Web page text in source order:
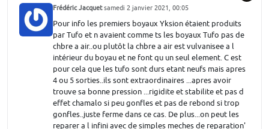
Frédéric Jacquetsamedi 2 janvier 2021, 00:05
Pour info les premiers boyaux Yksion étaient produits
par Tufo et n avaient comme ts les boyaux Tufo pas de
chbre a air..ou plutôt la chbre a air est vulvanisee a l
intérieur du boyau et ne font qu un seul element. C est
pour cela que les tufo sont durs etant neufs mais apres
4 ou 5 sorties..ils sont extraordinaires ...apres avoir
trouve sa bonne pression ...rigidite et stabilite et pas d
effet chamalo si peu gonfles et pas de rebond si trop
gonfles..juste ferme dans ce cas. De plus...on peut les
reparer a l infini avec de simples meches de reparation'